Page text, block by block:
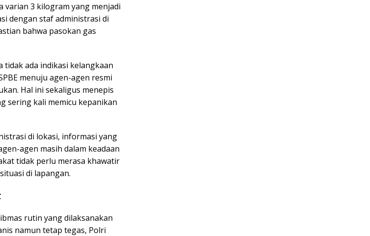
varian 3 kilogram yang menjadi
dengan staf administrasi di
bahwa pasokan gas
ada indikasi kelangkaan
menuju agen-agen resmi
Hal ini sekaligus menepis
sering kali memicu kepanikan
di lokasi, informasi yang
agen masih dalam keadaan
tidak perlu merasa khawatir
di lapangan.
rutin yang dilaksanakan
namun tetap tegas, Polri